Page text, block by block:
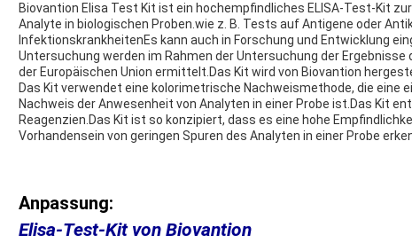
Biovantion Elisa Test Kit ist ein hochempfindliches ELISA-Test-Kit
Analyte in biologischen Proben.wie z. B. Tests auf Antigene oder
InfektionskrankheitenEs kann auch in Forschung und Entwicklung
Untersuchung werden im Rahmen der Untersuchung der
der Europäischen Union ermittelt.Das Kit wird von Biovantion
Das Kit verwendet eine kolorimetrische Nachweismethode, die eine
Nachweis der Anwesenheit von Analyten in einer Probe ist.Das Kit
Reagenzien.Das Kit ist so konzipiert, dass es eine hohe
Vorhandensein von geringen Spuren des Analyten in einer Probe
Anpassung:
Elisa-Test-Kit von Biovantion